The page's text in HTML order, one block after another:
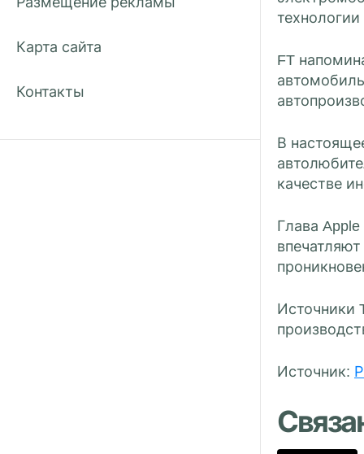
Карта сайта
Контакты
FT
В
качестве
Глава
Источники
Источник: